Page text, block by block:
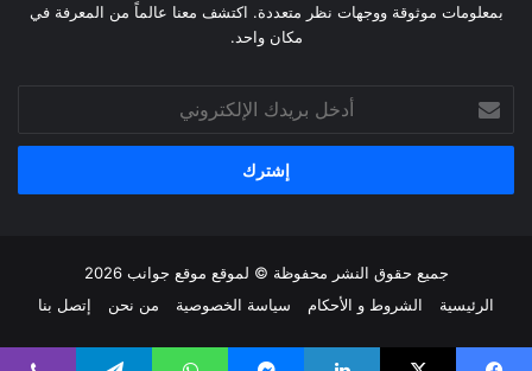
بمعلومات موثوقة ووجهات نظر متعددة. اكتشف معنا عالماً من المعرفة في
مكان واحد.
بريدك
الإلكتروني
جميع حقوق النشر محفوظة © لموقع موقع جوانب 2026
الرئيسية
الشروط و الأحكام سياسة الخصوصية من نحن إتصل بنا